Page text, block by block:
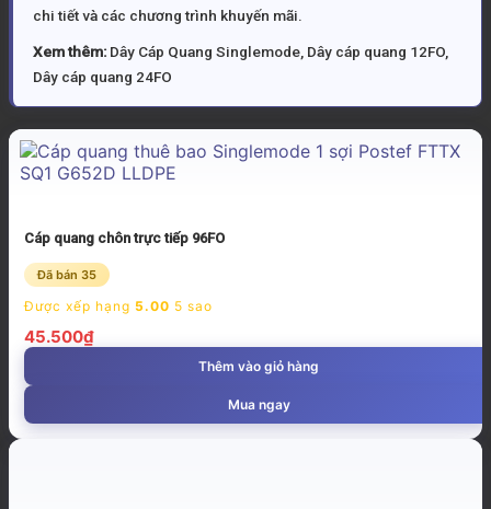
chi tiết và các chương trình khuyến mãi.
Xem thêm: Dây Cáp Quang Singlemode Dây cáp quang 12FO
Dây cáp quang 24FO
Cáp quang chôn trực tiếp 96FO
Đã bán 35
Được xếp hạng 5.00 5 sao
45.500₫
Thêm vào giỏ hàng
Mua ngay